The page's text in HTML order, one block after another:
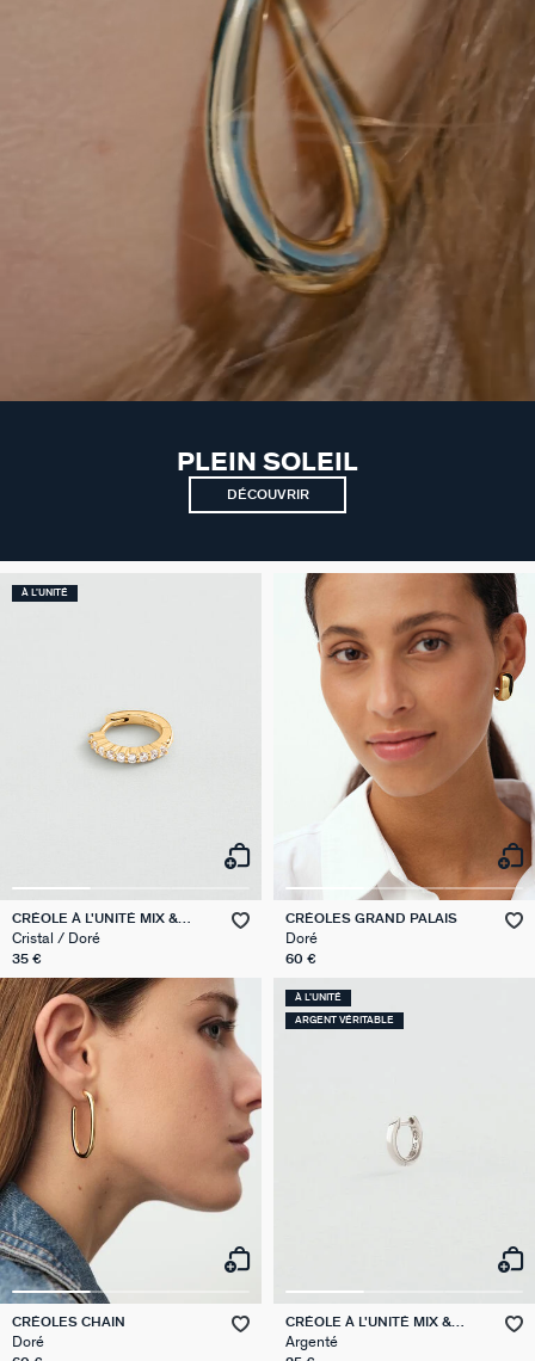
PLEIN SOLEIL
DÉCOUVRIR
À L'UNITÉ
CRÉOLE À L'UNITÉ MIX &
MATCH
Cristal / Doré
35 €
CRÉOLES GRAND PALAIS
Doré
60 €
CRÉOLES CHAIN
Doré
À L'UNITÉ
ARGENT VÉRITABLE
CRÉOLE À L'UNITÉ MIX &
MATCH
Argenté